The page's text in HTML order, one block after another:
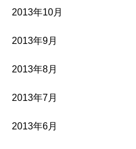
2013年10月
2013年9月
2013年8月
2013年7月
2013年6月